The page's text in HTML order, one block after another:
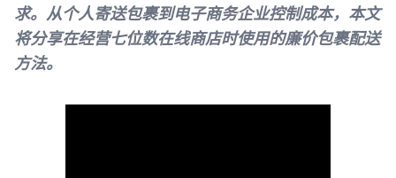
求。从个人寄送包裹到电子商务企业控制成本，本文
将分享在经营七位数在线商店时使用的廉价包裹配送
方法。